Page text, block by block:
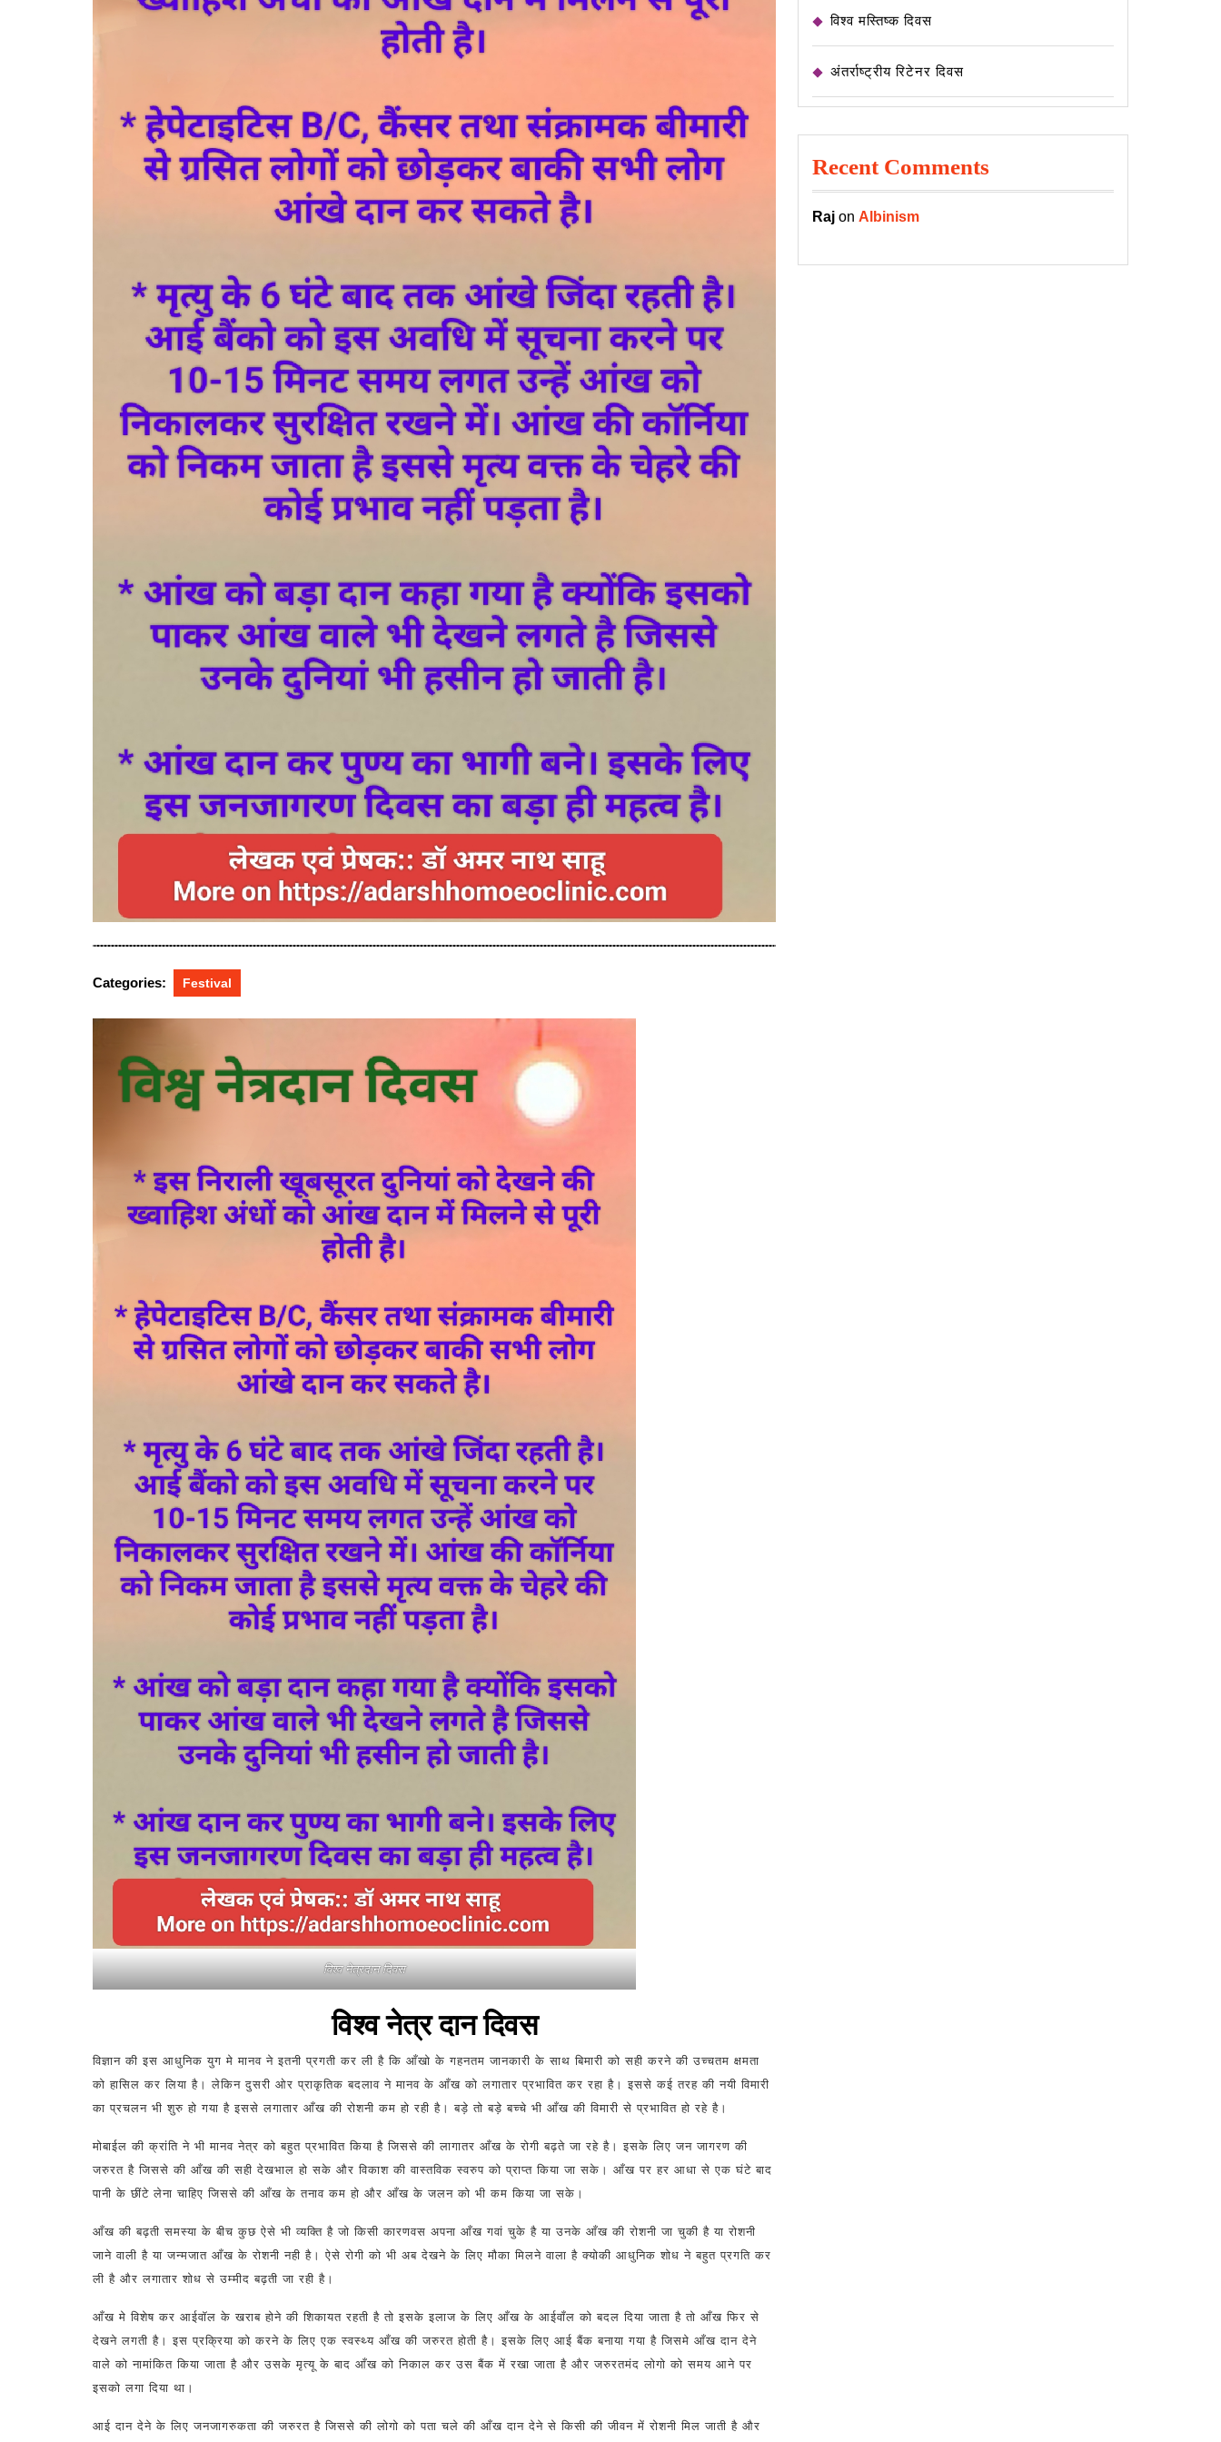
Categories: Festival
विश्व नेत्रदान दिवस
विश्व नेत्र दान दिवस
विज्ञान की इस आधुनिक युग मे मानव ने इतनी प्रगती कर ली है कि आँखो के गहनतम जानकारी के साथ बिमारी को सही करने की उच्चतम क्षमता
को हासिल कर लिया है। लेकिन दुसरी ओर प्राकृतिक बदलाव ने मानव के आँख को लगातार प्रभावित कर रहा है। इससे कई तरह की नयी विमारी
का प्रचलन भी शुरु हो गया है इससे लगातार आँख की रोशनी कम हो रही है। बड़े तो बड़े बच्चे भी आँख की विमारी से प्रभावित हो रहे है।
मोबाईल की क्रांति ने भी मानव नेत्र को बहुत प्रभावित किया है जिससे की लागातर आँख के रोगी बढ़ते जा रहे है। इसके लिए जन जागरण की
जरुरत है जिससे की आँख की सही देखभाल हो सके और विकाश की वास्तविक स्वरुप को प्राप्त किया जा सके। आँख पर हर आधा से एक घंटे बाद
पानी के छींटे लेना चाहिए जिससे की आँख के तनाव कम हो और आँख के जलन को भी कम किया जा सके।
आँख की बढ़ती समस्या के बीच कुछ ऐसे भी व्यक्ति है जो किसी कारणवस अपना आँख गवां चुके है या उनके आँख की रोशनी जा चुकी है या रोशनी
जाने वाली है या जन्मजात आँख के रोशनी नही है। ऐसे रोगी को भी अब देखने के लिए मौका मिलने वाला है क्योकी आधुनिक शोध ने बहुत प्रगति कर
ली है और लगातार शोध से उम्मीद बढ़ती जा रही है।
आँख मे विशेष कर आईवॉल के खराब होने की शिकायत रहती है तो इसके इलाज के लिए आँख के आईवॉंल को बदल दिया जाता है तो आँख फिर से
देखने लगती है। इस प्रक्रिया को करने के लिए एक स्वस्थ्य आँख की जरुरत होती है। इसके लिए आई बैंक बनाया गया है जिसमे आँख दान देने
वाले को नामांकित किया जाता है और उसके मृत्यू के बाद आँख को निकाल कर उस बैंक में रखा जाता है और जरुरतमंद लोगो को समय आने पर
इसको लगा दिया था।
आई दान देने के लिए जनजागरुकता की जरुरत है जिससे की लोगो को पता चले की आँख दान देने से किसी की जीवन में रोशनी मिल जाती है और
विश्व मस्तिष्क दिवस
अंतर्राष्ट्रीय रिटेनर दिवस
Recent Comments
Raj on Albinism